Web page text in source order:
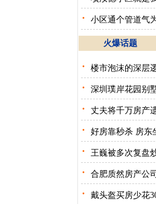
· 小区通个管道气
火爆话题
· 楼市泡沫的深层
· 深圳璞岸花园别
· 丈夫将千万房产
· 好房靠秒杀 房东
· 王巍被多次复盘
· 合肥质然房产公
· 戴头盔买房少花